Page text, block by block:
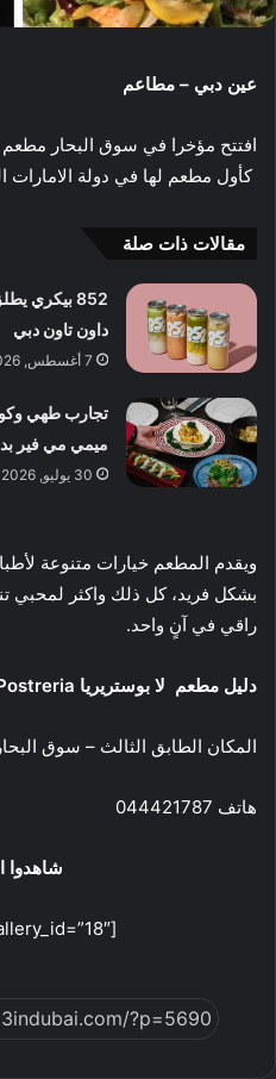
عين دبي – مطاعم
كأول مطعم لها في دولة الامارات
مقالات ذات صلة
852
داون تاون دبي
7 أغسطس, 2026
تجارب طهي
ميمي مي فير
30 يوليو, 2026
ويقدم المطعم خيارات متنوعة
بشكل فريد، كل ذلك واكثر لمحبي
راقي في آنٍ واحد.
دليل مطعم لا بوستريريا La Postreria
المكان الطابق الثالث – سوق
هاتف 044421787
شاهدوا
[juicebox gallery_id=”18″]